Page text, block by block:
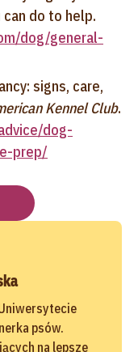
do to help.
dog/general-
signs, care,
Kennel Club.
dog-
prep/
psów.
na lepsze